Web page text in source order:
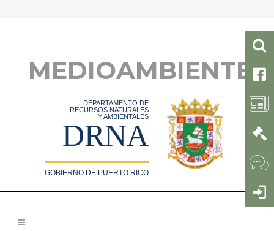
MEDIOAMBIENTE
DEPARTAMENTO DE
RECURSOS NATURALES
Y AMBIENTALES
DRNA
GOBIERNO DE PUERTO RICO